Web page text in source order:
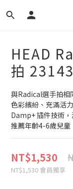
HEAD
拍
與Radical選手拍相
色彩繽紛、充滿活
Damp+ 插件技術
推薦年齡4-6歲兒童
NT$1,530
NT$1,530 會員獨享